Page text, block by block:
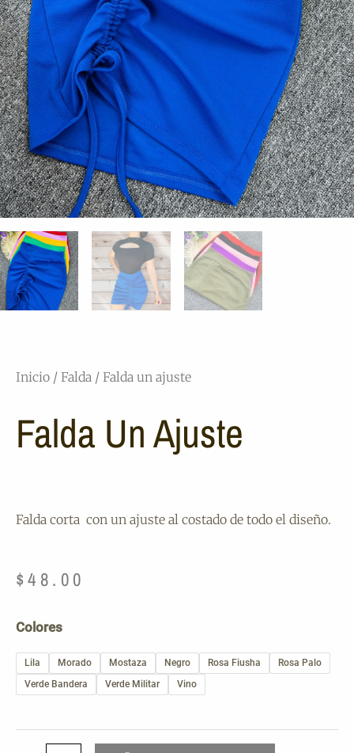
Inicio / Falda / Falda un ajuste
Falda Un Ajuste
Falda corta con un ajuste al costado de todo el diseño.
$48.00
Colores
Lila Morado Mostaza Negro Rosa Fiusha
Rosa Palo
Verde Bandera
Verde Militar Vino
Falda
ajuste
cantidad